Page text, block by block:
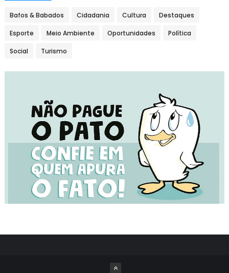
Bafos & Babados Cidadania Cultura Destaques
Esporte Meio Ambiente Oportunidades Política
Social Turismo